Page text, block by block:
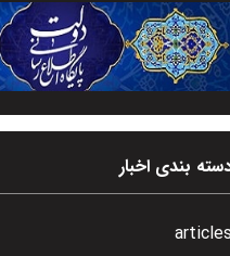
بندی اخبار